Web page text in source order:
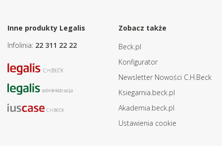
Inne produkty Legalis
Infolinia: 22 311 22 22
Zobacz także
Beck.pl
Konfigurator
Newsletter Nowości C.H.Beck
Ksiegarnia.beck.pl
Akademia.beck.pl
Ustawienia cookie